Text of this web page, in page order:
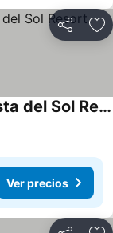
Compartir
Pierre & Vacances Terrazas Costa del Sol Resort
Ver precios